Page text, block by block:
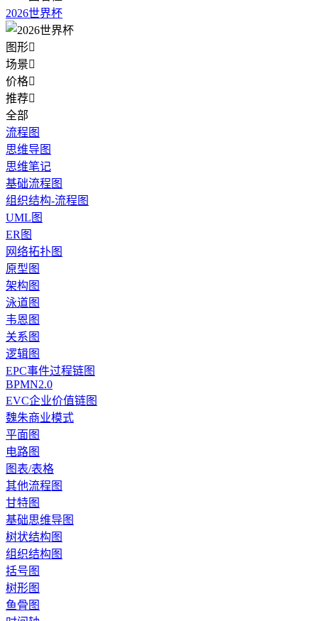
2026世界杯
图形
场景
价格
推荐
全部
流程图
思维导图
思维笔记
基础流程图
组织结构-流程图
UML图
ER图
网络拓扑图
原型图
架构图
泳道图
韦恩图
关系图
逻辑图
EPC事件过程链图
BPMN2.0
EVC企业价值链图
魏朱商业模式
平面图
电路图
图表/表格
其他流程图
甘特图
基础思维导图
树状结构图
组织结构图
括号图
树形图
鱼骨图